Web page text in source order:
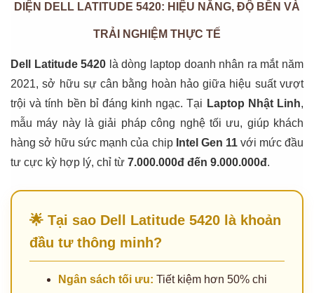
(01/07/2026)
DIỆN DELL LATITUDE 5420: HIỆU NĂNG, ĐỘ BỀN VÀ
TRẢI NGHIỆM THỰC TẾ
Dell Latitude 5420 là dòng laptop doanh nhân ra mắt năm
2021, sở hữu sự cân bằng hoàn hảo giữa hiệu suất vượt
trội và tính bền bỉ đáng kinh ngạc. Tại Laptop Nhật Linh,
mẫu máy này là giải pháp công nghệ tối ưu, giúp khách
hàng sở hữu sức mạnh của chip Intel Gen 11với mức đầu
tư cực kỳ hợp lý, chỉ từ 7.000.000đ đến 9.000.000đ.
🌟 Tại sao Dell Latitude 5420 là khoản
đầu tư thông minh?
Ngân sách tối ưu: Tiết kiệm hơn 50% chi